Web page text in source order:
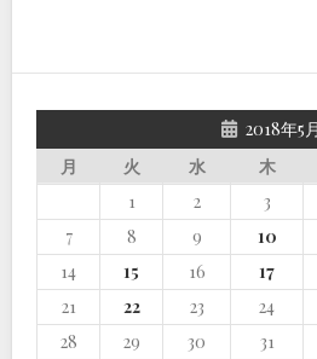
2018年5月
月
火 水 木
1
2 3
7
8 9 10
14
15 16 17
21
22 23 24
28
29 30
31